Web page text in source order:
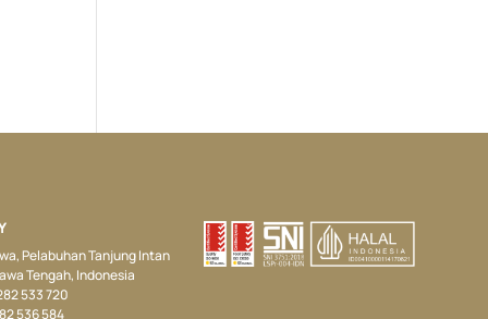
Pelabuhan Tanjung Intan
Tengah, Indonesia
533 720
536 584